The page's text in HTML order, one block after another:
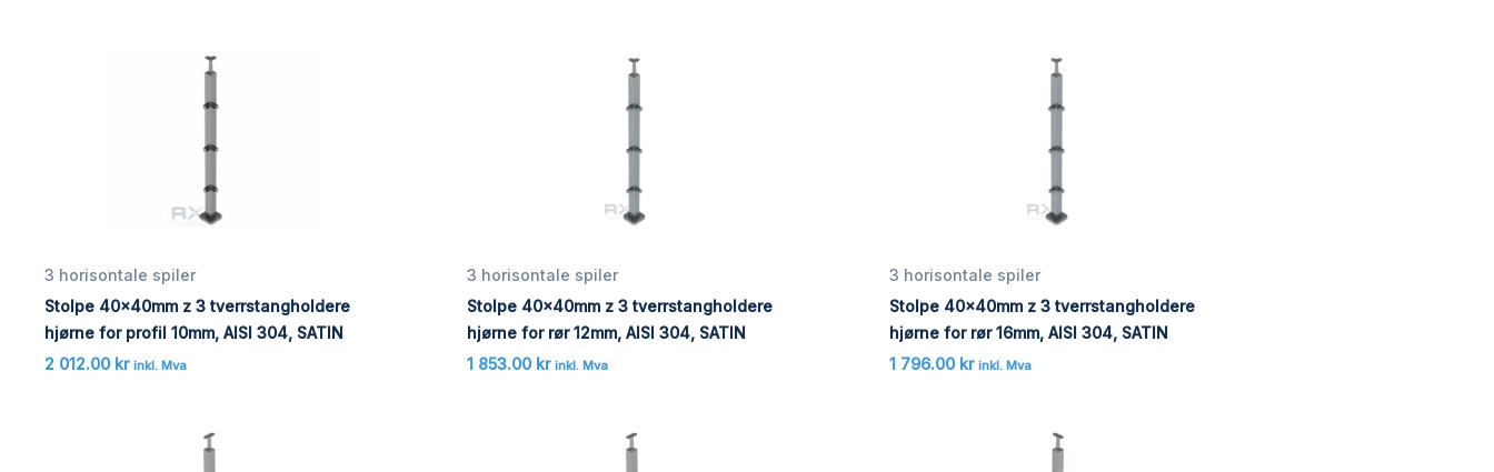
3 horisontale spiler
Stolpe 40x40mm z 3 tverrstangholdere
hjørne for profil 10mm, AISI 304, SATIN
2 012.00 kr inkl. Mva
3 horisontale spiler
Stolpe 40x40mm z 3 tverrstangholdere
hjørne for rør 12mm, AISI 304, SATIN
1 853.00 kr inkl. Mva
3 horisontale spiler
Stolpe 40x40mm z 3 tverrstangholdere
hjørne for rør 16mm, AISI 304, SATIN
1 796.00 kr inkl. Mva